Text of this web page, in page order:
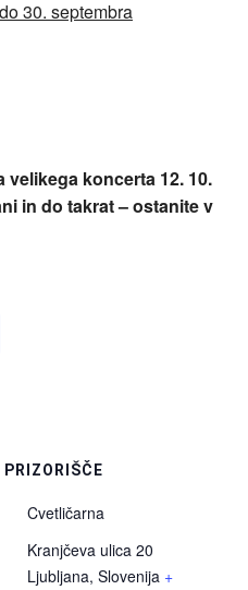
30. septembra
koncerta 12. 10.
in do takrat – ostanite v
PRIZORIŠČE
Cvetličarna
Kranjčeva ulica 20
Ljubljana, Slovenija +